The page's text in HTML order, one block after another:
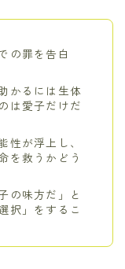
の罪を告白
かるには生体
は愛子だけだ
性が浮上し、
を救うかどう
の味方だ」と
択」をするこ